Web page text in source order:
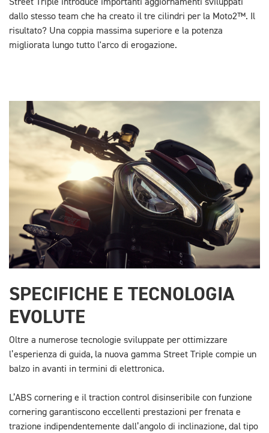
Street Triple introduce importanti aggiornamenti sviluppati
dallo stesso team che ha creato il tre cilindri per la Moto2™. Il
risultato? Una coppia massima superiore e la potenza
migliorata lungo tutto l'arco di erogazione.
SPECIFICHE E TECNOLOGIA
EVOLUTE
Oltre a numerose tecnologie sviluppate per ottimizzare
l’esperienza di guida, la nuova gamma Street Triple compie un
balzo in avanti in termini di elettronica.
L’ABS cornering e il traction control disinseribile con funzione
cornering garantiscono eccellenti prestazioni per frenata e
trazione indipendentemente dall’angolo di inclinazione, dal tipo